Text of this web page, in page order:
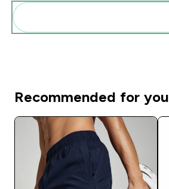
Recommended for you